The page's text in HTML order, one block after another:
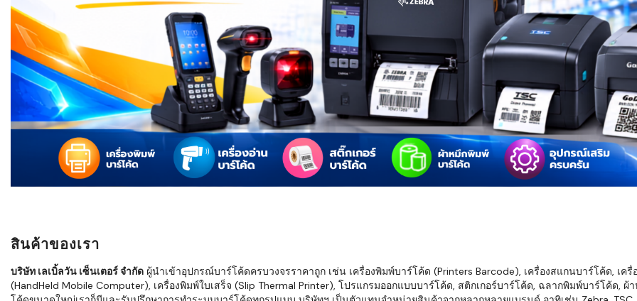
WMS กับ ERP ต่างกัน
อย่างไร? ทำไมหลายธุรกิจ
ต้องใช้ร่วมกัน
ใช้ Excel คุมสต็อก กับใช้
WMS ต่างกันอย่างไร?
แบบไหนเหมาะกับธุรกิจที่
กำลังเติบโต
ขั้นตอนการทำงานของ
WMS ตั้งแต่รับสินค้า จัด
เก็บ หยิบ แพ็ก จนถึงจัดส่ง
อย่างไร
WMS สำหรับธุรกิจ 3PL,
สินค้าของเรา
บริษัท เลเบิ้ลวัน เซ็นเตอร์ จำกัด ผู้นำเข้าอุปกรณ์บาร์โค้ดครบวงจรราคาถูก เช่น เครื่องพิมพ์บาร์โค้ด (Printers Barcode), เครื่องสแกนบาร์โค้ด, เค
(HandHeld Mobile Computer), เครื่องพิมพ์ใบเสร็จ (Slip Thermal Printer), โปรแกรมออกแบบบาร์โค้ด, สติกเกอร์บาร์โค้ด, ฉลากพิมพ์บาร์โค้ด,